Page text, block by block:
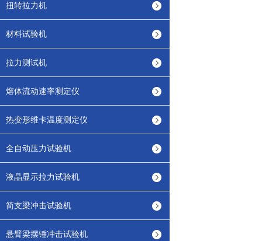
扭转拉力机
材料试验机
拉力测试机
熔体流动速率测定仪
热变形维卡温度测定仪
全自动压力试验机
液晶显示拉力试验机
简支梁冲击试验机
悬臂梁摆锤冲击试验机